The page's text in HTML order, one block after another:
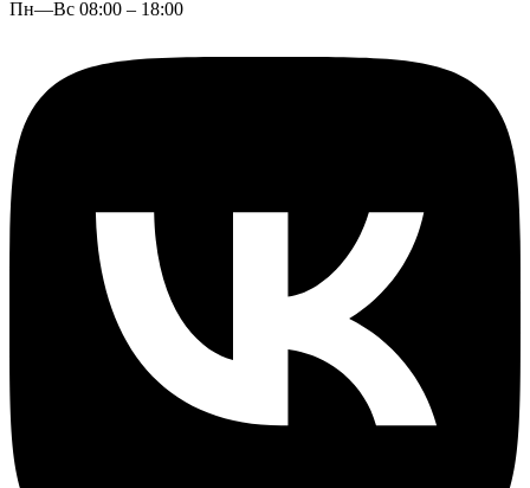
Пн—Вс 08:00 – 18:00